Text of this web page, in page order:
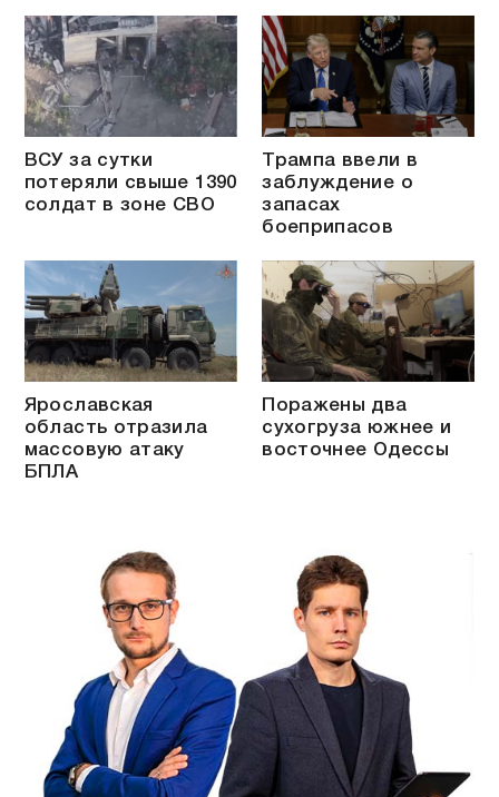
ВСУ за сутки
потеряли свыше 1390
солдат в зоне СВО
Трампа ввели в
заблуждение о
запасах
боеприпасов
Ярославская
область отразила
массовую атаку
БПЛА
Поражены два
сухогруза южнее и
восточнее Одессы